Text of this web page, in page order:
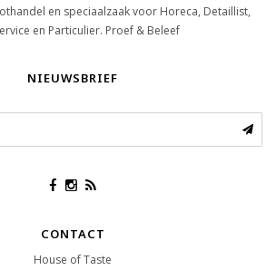
en speciaalzaak voor Horeca, Detaillist,
en Particulier. Proef & Beleef
NIEUWSBRIEF
CONTACT
House of Taste